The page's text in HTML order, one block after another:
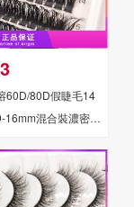
60D/80D假睫毛14
16mm混合裝濃密款